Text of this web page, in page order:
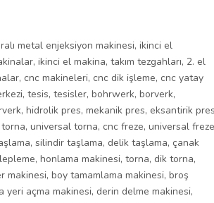
metal enjeksiyon makinesi, ikinci el
, ikinci el makina, takım tezgahları, 2. el
, cnc makineleri, cnc dik işleme, cnc yatay
, tesis, tesisler, bohrwerk, borverk,
, hidrolik pres, mekanik pres, eksantirik pres
, universal torna, cnc freze, universal freze
, silindir taşlama, delik taşlama, çanak
lepleme, honlama makinesi, torna, dik torna,
makinesi, boy tamamlama makinesi, broş
yeri açma makinesi, derin delme makinesi,